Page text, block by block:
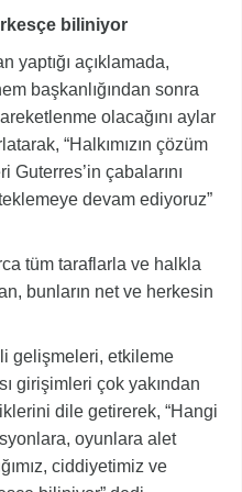
biliniyor
yaptığı açıklamada,
başkanlığından sonra
olacağını aylar
“Halkımızın çözüm
Guterres’in çabalarını
devam ediyoruz”
tüm taraflarla ve halkla
bunların net ve herkesin
gelişmeleri, etkileme
girişimleri çok yakından
dile getirerek, “Hangi
oyunlara alet
ciddiyetimiz ve